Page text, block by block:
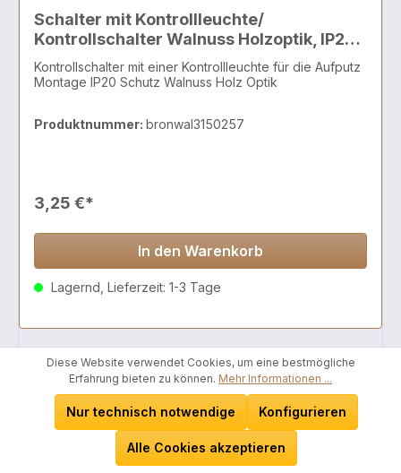
Schalter mit Kontrollleuchte/
Kontrollschalter Walnuss Holzoptik, IP20 -
BRON Serie
Kontrollschalter mit einer Kontrollleuchte für die Aufputz
Montage IP20 Schutz Walnuss Holz Optik
Produktnummer: bronwal3150257
3,25 €*
In den Warenkorb
Lagernd, Lieferzeit: 1-3 Tage
Diese Website verwendet Cookies, um eine bestmögliche
Erfahrung bieten zu können. Mehr Informationen ...
Nur technisch notwendige Konfigurieren
Alle Cookies akzeptieren